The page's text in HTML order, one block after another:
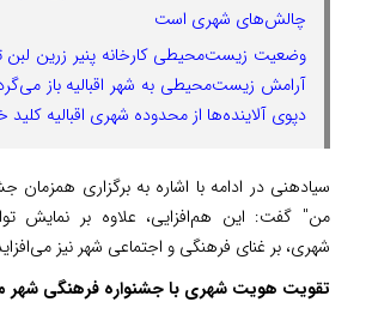
چالش‌های شهری است
وضعیت زیست‌محیطی کارخانه پنیر زرین
آرامش زیست‌محیطی به شهر اقبالیه باز
دپوی آلاینده‌ها از محدوده شهری اقبالیه کلید
سیادهنی در ادامه با اشاره به برگزاری همزمان
من" گفت: این هم‌افزایی، علاوه بر نمایش
شهری، بر غنای فرهنگی و اجتماعی شهر نیز
تقویت هویت شهری با جشنواره فرهنگی شهر